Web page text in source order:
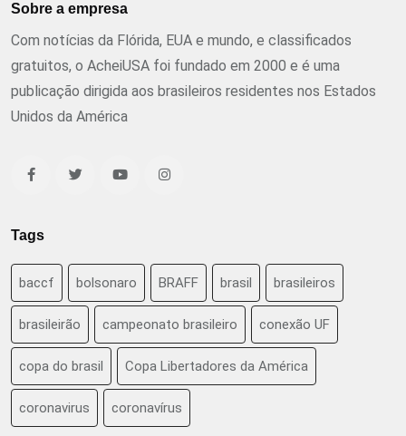
Sobre a empresa
Com notícias da Flórida, EUA e mundo, e classificados
gratuitos, o AcheiUSA foi fundado em 2000 e é uma
publicação dirigida aos brasileiros residentes nos Estados
Unidos da América
Tags
baccf bolsonaro BRAFF brasil brasileiros
brasileirão campeonato brasileiro conexão UF
copa do brasil Copa Libertadores da América
coronavirus coronavírus